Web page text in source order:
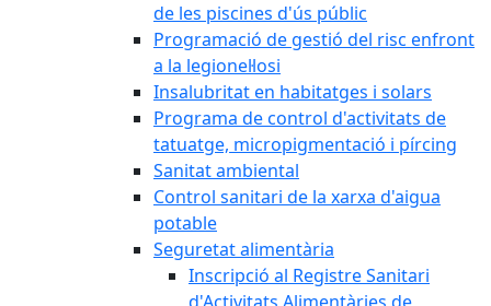
de les piscines d'ús públic
Programació de gestió del risc enfront
a la legionel·losi
Insalubritat en habitatges i solars
Programa de control d'activitats de
tatuatge, micropigmentació i pírcing
Sanitat ambiental
Control sanitari de la xarxa d'aigua
potable
Seguretat alimentària
Inscripció al Registre Sanitari